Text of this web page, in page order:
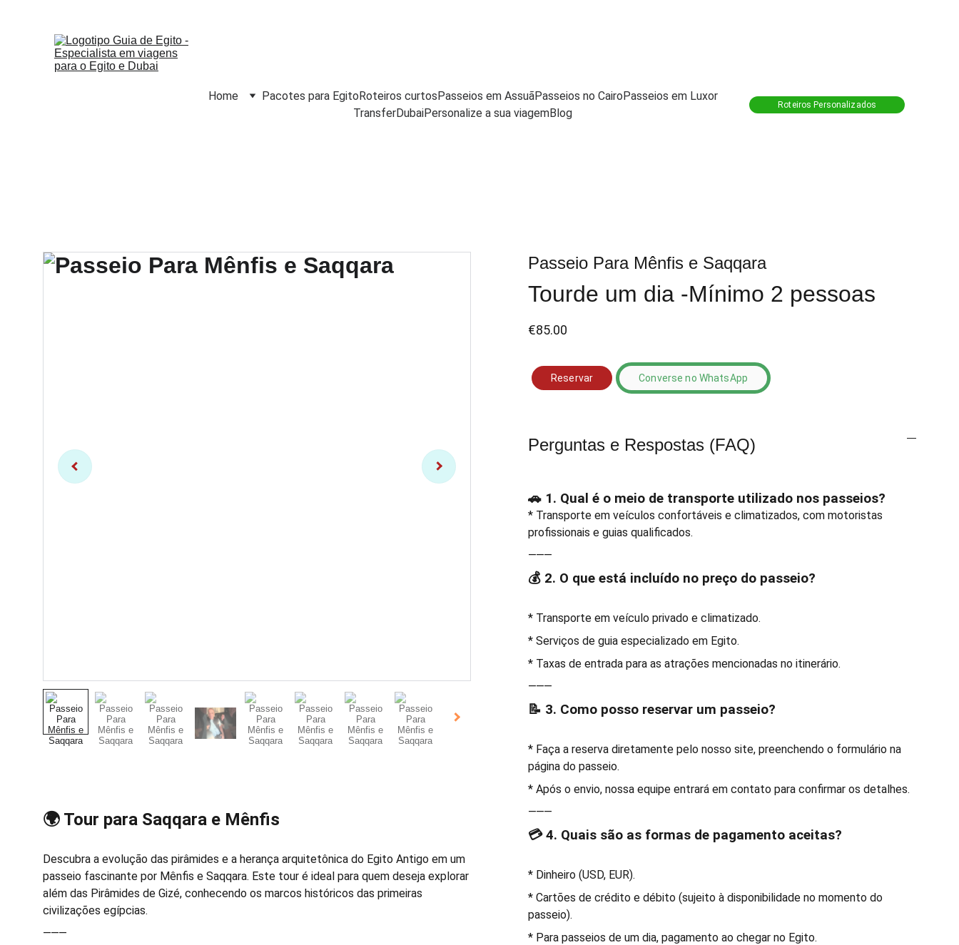
Home Pacotes para EgitoRoteiros curtosPasseios em AssuãPasseios no CairoPasseios em Luxor
TransferDubaiPersonalize a sua viagemBlog
Roteiros Personalizados
🌍 Tour para Saqqara e Mênfis
Descubra a evolução das pirâmides e a herança arquitetônica do Egito Antigo em um
passeio fascinante por Mênfis e Saqqara. Este tour é ideal para quem deseja explorar
além das Pirâmides de Gizé, conhecendo os marcos históricos das primeiras
civilizações egípcias.
⸻
Passeio Para Mênfis e Saqqara
Tourde um dia -Mínimo 2 pessoas
€85.00
Reservar Converse no WhatsApp
Perguntas e Respostas (FAQ)
🚗 1. Qual é o meio de transporte utilizado nos passeios?
* Transporte em veículos confortáveis e climatizados, com motoristas
profissionais e guias qualificados.
⸻
💰 2. O que está incluído no preço do passeio?
* Transporte em veículo privado e climatizado.
* Serviços de guia especializado em Egito.
* Taxas de entrada para as atrações mencionadas no itinerário.
⸻
📝 3. Como posso reservar um passeio?
* Faça a reserva diretamente pelo nosso site, preenchendo o formulário na
página do passeio.
* Após o envio, nossa equipe entrará em contato para confirmar os detalhes.
⸻
💳 4. Quais são as formas de pagamento aceitas?
* Dinheiro (USD, EUR).
* Cartões de crédito e débito (sujeito à disponibilidade no momento do
passeio).
* Para passeios de um dia, pagamento ao chegar no Egito.